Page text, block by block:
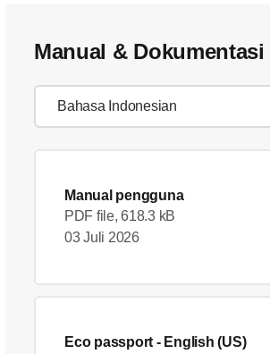
Manual & Dokumentasi
Manual pengguna
PDF file, 618.3 kB
03 Juli 2026
Eco passport - English (US)